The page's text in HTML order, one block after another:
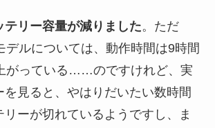
テリー容量が減りました。ただ
デルについては、動作時間は9時間
がっている……のですけれど、実
を見ると、やはりだいたい数時間
リーが切れているようですし、ま